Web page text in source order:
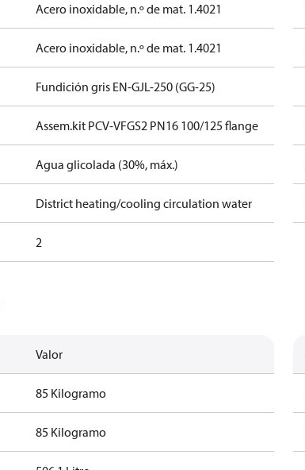
Acero inoxidable, n.º de mat. 1.4021
Acero inoxidable, n.º de mat. 1.4021
Fundición gris EN-GJL-250 (GG-25)
Assem.kit PCV-VFGS2 PN16 100/125 flange
Agua glicolada (30%, máx.)
District heating/cooling circulation water
2
Valor
85 Kilogramo
85 Kilogramo